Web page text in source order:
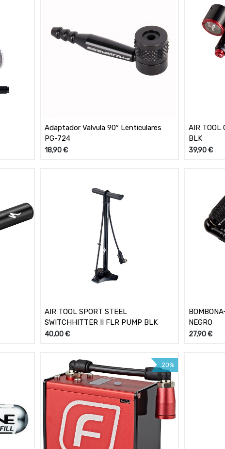
Adaptador Valvula 90º Lenticulares
PG-724
18,90€
AIR TOOL
BLK
39,90€
AIR TOOL SPORT STEEL
SWITCHHITTER II FLR PUMP BLK
40,00€
NEGRO
27,90€
20%